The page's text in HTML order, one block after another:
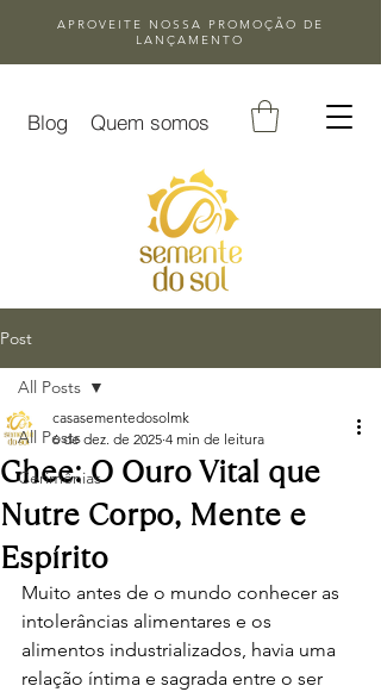
APROVEITE NOSSA
PROMOÇÃO DE
LANÇAMENTO
Blog Quem somos
Post
All Posts
Cerimônias
All Posts
Ghee: O Ouro Vital que
Nutre Corpo, Mente e
Espírito
casasementedosolmk
6 de dez. de 2025 4 min de leitura
Muito antes de o mundo conhecer as
intolerâncias alimentares e os
alimentos industrializados, havia uma
relação íntima e sagrada entre o ser